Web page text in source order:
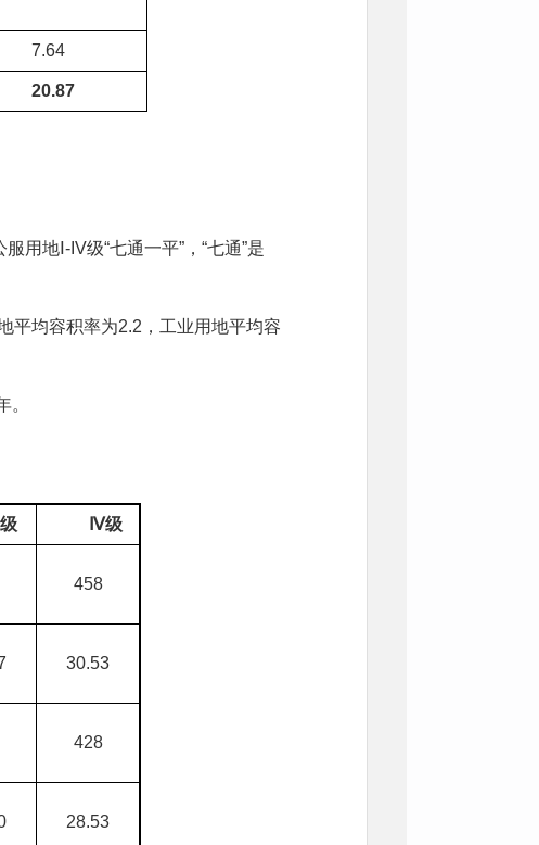
7.64
20.87
用地Ⅰ-IV级“七通一平”，“七通”是
平均容积率为2.2，工业用地平均容
级 Ⅳ级
458
30.53
428
28.53